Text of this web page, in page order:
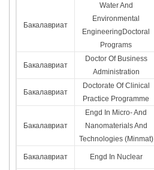
Бакалавриат
Water And
Environmental
EngineeringDoctoral
Programs
Бакалавриат
Doctor Of Business
Administration
Бакалавриат
Doctorate Of Clinical
Practice Programme
Бакалавриат
Engd In Micro- And
Nanomaterials And
Technologies (Minmat)
Бакалавриат Engd In Nuclear